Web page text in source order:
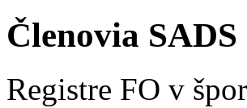
Členovia
Registre FO v